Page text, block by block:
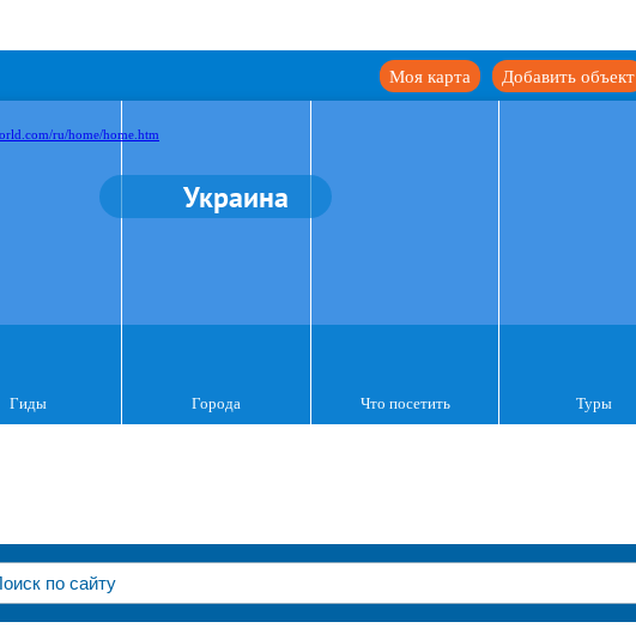
Добавить объект
Моя карта
Украина
Гиды Города Что посетить Туры